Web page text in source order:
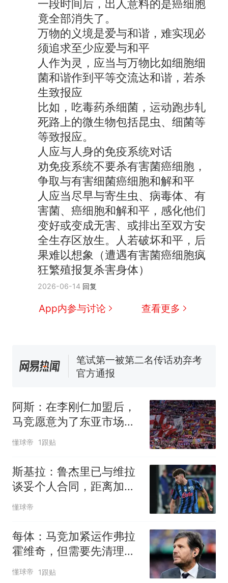
一段时间后，出人意料的是癌细胞
竟全部消失了。
万物的义境是爱与和谐，难实现必
须追求至少应爱与和平
人作为灵，应当与万物比如细胞细
菌和谐作到平等交流达和谐，若杀
生致报应
比如，吃毒药杀细菌，运动跑步轧
死路上的微生物包括昆虫、细菌等
等致报应。
人应与人身的免疫系统对话
劝免疫系统不要杀有害菌癌细胞，
争取与有害细菌癌细胞和解和平
人应当尽早与寄生虫、病毒体、有
害菌、癌细胞和解和平，感化他们
变好或变成无害、或排出至双方安
全生存区放生。人若破坏和平，后
果难以想象（遭遇有害菌癌细胞疯
狂繁殖报复杀害身体）
2026-06-14 回复
App内参与讨论 查看更多
热
那个在床头放菜刀的女孩，
人生
新 费大厨“全国小炒肉大王”称
佛山一中学招聘物理教师，笔
试前13名均遭淘汰？教育局：
核查
力已达15级 最新研判
享界G9车型预售价公布：
那个在床头放菜刀的女孩，
人生
阿斯：在李刚仁加盟后，
马竞愿意为了东亚市场调
整西甲比赛时间
懂球帝 1跟贴
斯基拉：鲁杰里已与维拉
谈妥个人合同，距离加盟
仅一步之遥
懂球帝
每体：马竞加紧运作弗拉
霍维奇，但需要先清理离
队球员
懂球帝 1跟贴